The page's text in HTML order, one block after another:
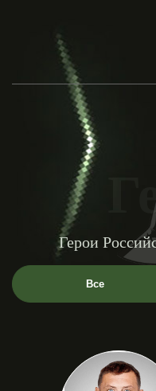
Герои
Все